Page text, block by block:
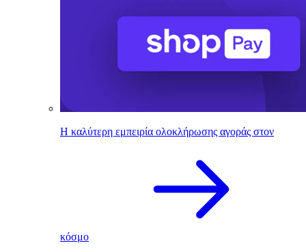
Η καλύτερη εμπειρία ολοκλήρωσης αγοράς στον
κόσμο